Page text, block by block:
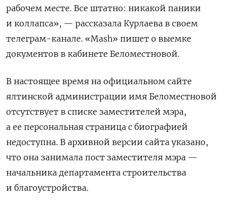
рабочем месте. Все штатно: никакой паники
и коллапса», — рассказала Курлаева в своем
телеграм-канале. «Mash» пишет о выемке
документов в кабинете Беломестновой.
В настоящее время на официальном сайте
ялтинской администрации имя Беломестновой
отсутствует в списке заместителей мэра,
а ее персональная страница с биографией
недоступна. В архивной версии сайта указано,
что она занимала пост заместителя мэра —
начальника департамента строительства
и благоустройства.